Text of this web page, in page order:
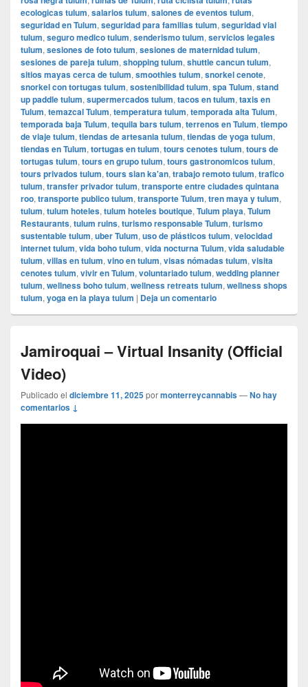
ecologicas tulum, salarios tulum, salones de eventos tulum,
seguridad en Tulum, seguridad para familias tulum, seguridad vial
tulum, seguro medico tulum, senderismo tulum, servicios legales
tulum, sesiones de foto tulum, sesiones de maternidad tulum,
sesiones de pareja tulum, shopping tulum, shuttle cancun tulum,
sitios mayas cerca de tulum, smoothies tulum, snorkel cenote,
snorkel con tortugas tulum, sostenibilidad tulum, spa Tulum, stand
up paddle tulum, supermercados tulum, tacos en tulum, taxis en
Tulum, temazcal Tulum, temperatura tulum, temporada alta Tulum,
temporada baja Tulum, tequila bars tulum, terrenos en Tulum, tiempo
de viaje tulum, tiendas de artesania tulum, tiendas de yoga tulum,
tiendas en Tulum, tortugas en tulum, tours cenotes tulum, tours de
tortugas tulum, tours en grupo tulum, tours gastronomicos tulum,
tours privados tulum, tours sian ka'an, trabajo remoto tulum, trafico
tulum, transfer privador tulum, transporte entre ciudades quintana
roo, transporte publico tulum, transporte Tulum, tren maya y tulum,
tulum, tulum hoteles, tulum hoteles boutique, Tulum playa, Tulum
Restaurants, tulum ruins, turismo responsable Tulum, turismo
sustentable tulum, uber Tulum, uso de plásticos tulum, velocidad
internet tulum, vida boho tulum, vida nocturna Tulum, vida saludable
tulum, villas en tulum, vino en tulum, visas nómadas tulum, visita
cenotes tulum, vivir en Tulum, voluntariado tulum, wedding planner
tulum, wellness boho tulum, wellness retreats tulum, wellness shops
tulum, yoga en la playa tulum | Deja un comentario
Jamiroquai – Virtual Insanity (Official
Video)
Publicado el diciembre 11, 2025pormonterreycannabis—No hay
comentarios ↓